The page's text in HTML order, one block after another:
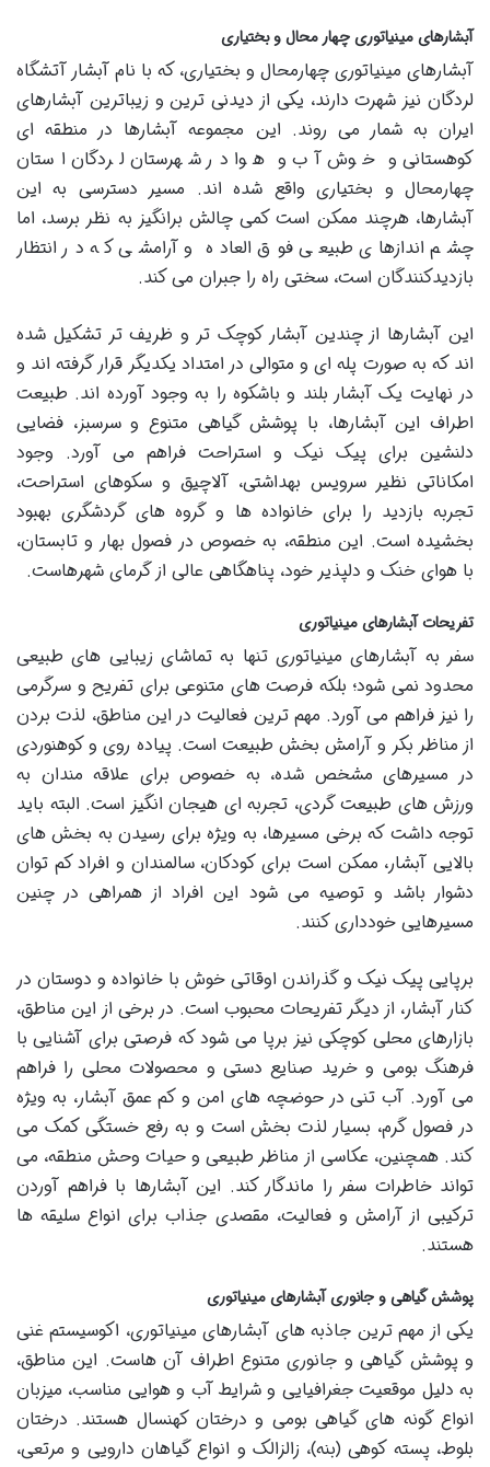
آبشارهای مینیاتوری چهار محال و بختیاری
آبشارهای مینیاتوری چهارمحال و بختیاری، که با نام آبشار آتشگاه
لردگان نیز شهرت دارند، یکی از دیدنی ترین و زیباترین آبشارهای
ایران به شمار می روند. این مجموعه آبشارها در منطقه ای
کوهستانی و خوش آب و هوا در شهرستان لردگان استان
چهارمحال و بختیاری واقع شده اند. مسیر دسترسی به این
آبشارها، هرچند ممکن است کمی چالش برانگیز به نظر برسد، اما
چشم اندازهای طبیعی فوق العاده و آرامشی که در انتظار
بازدیدکنندگان است، سختی راه را جبران می کند.
این آبشارها از چندین آبشار کوچک تر و ظریف تر تشکیل شده
اند که به صورت پله ای و متوالی در امتداد یکدیگر قرار گرفته اند و
در نهایت یک آبشار بلند و باشکوه را به وجود آورده اند. طبیعت
اطراف این آبشارها، با پوشش گیاهی متنوع و سرسبز، فضایی
دلنشین برای پیک نیک و استراحت فراهم می آورد. وجود
امکاناتی نظیر سرویس بهداشتی، آلاچیق و سکوهای استراحت،
تجربه بازدید را برای خانواده ها و گروه های گردشگری بهبود
بخشیده است. این منطقه، به خصوص در فصول بهار و تابستان،
با هوای خنک و دلپذیر خود، پناهگاهی عالی از گرمای شهرهاست.
تفریحات آبشارهای مینیاتوری
سفر به آبشارهای مینیاتوری تنها به تماشای زیبایی های طبیعی
محدود نمی شود؛ بلکه فرصت های متنوعی برای تفریح و سرگرمی
را نیز فراهم می آورد. مهم ترین فعالیت در این مناطق، لذت بردن
از مناظر بکر و آرامش بخش طبیعت است. پیاده روی و کوهنوردی
در مسیرهای مشخص شده، به خصوص برای علاقه مندان به
ورزش های طبیعت گردی، تجربه ای هیجان انگیز است. البته باید
توجه داشت که برخی مسیرها، به ویژه برای رسیدن به بخش های
بالایی آبشار، ممکن است برای کودکان، سالمندان و افراد کم توان
دشوار باشد و توصیه می شود این افراد از همراهی در چنین
مسیرهایی خودداری کنند.
برپایی پیک نیک و گذراندن اوقاتی خوش با خانواده و دوستان در
کنار آبشار، از دیگر تفریحات محبوب است. در برخی از این مناطق،
بازارهای محلی کوچکی نیز برپا می شود که فرصتی برای آشنایی با
فرهنگ بومی و خرید صنایع دستی و محصولات محلی را فراهم
می آورد. آب تنی در حوضچه های امن و کم عمق آبشار، به ویژه
در فصول گرم، بسیار لذت بخش است و به رفع خستگی کمک می
کند. همچنین، عکاسی از مناظر طبیعی و حیات وحش منطقه، می
تواند خاطرات سفر را ماندگار کند. این آبشارها با فراهم آوردن
ترکیبی از آرامش و فعالیت، مقصدی جذاب برای انواع سلیقه ها
هستند.
پوشش گیاهی و جانوری آبشارهای مینیاتوری
یکی از مهم ترین جاذبه های آبشارهای مینیاتوری، اکوسیستم غنی
و پوشش گیاهی و جانوری متنوع اطراف آن هاست. این مناطق،
به دلیل موقعیت جغرافیایی و شرایط آب و هوایی مناسب، میزبان
انواع گونه های گیاهی بومی و درختان کهنسال هستند. درختان
بلوط، پسته کوهی (بنه)، زالزالک و انواع گیاهان دارویی و مرتعی،